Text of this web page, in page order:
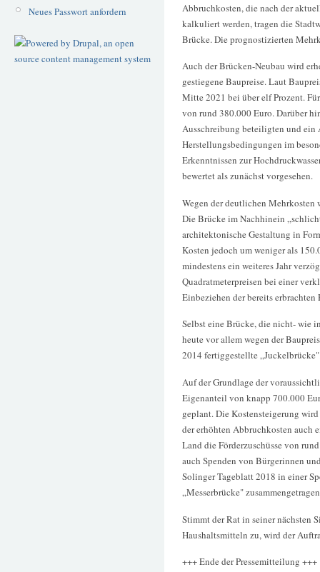
Neues Passwort anfordern
Abbruchkosten, die nach der
kalkuliert werden, tragen die
Brücke. Die prognostizierten
Auch der Brücken-Neubau wird
gestiegene Baupreise. Laut
Mitte 2021 bei über elf Prozent.
von rund 380.000 Euro. Darüber
Ausschreibung beteiligten und ein
Herstellungsbedingungen im
Erkenntnissen zur
bewertet als zunächst vorgesehen.
Wegen der deutlichen Mehrkosten
Die Brücke im Nachhinein
architektonische Gestaltung in
Kosten jedoch um weniger als
mindestens ein weiteres Jahr
Quadratmeterpreisen bei einer
Einbeziehen der bereits
Selbst eine Brücke, die nicht- wie
heute vor allem wegen der
2014 fertiggestellte
Auf der Grundlage der
Eigenanteil von knapp 700.000
geplant. Die Kostensteigerung
der erhöhten Abbruchkosten auch
Land die Förderzuschüsse von
auch Spenden von Bürgerinnen
Solinger Tageblatt 2018 in einer
„Messerbrücke"
Stimmt der Rat in seiner nächsten
Haushaltsmitteln zu, wird der
+++ Ende der Pressemitteilung +++